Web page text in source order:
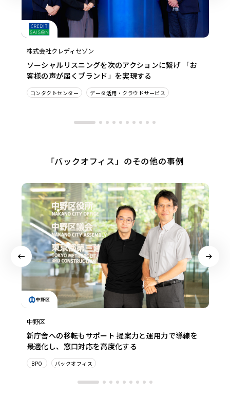
株式会社クレディセゾン
ソーシャルリスニングを次のアクションに繋げ 「お
客様の声が届くブランド」を実現する
コンタクトセンター データ活用・クラウドサービス
「バックオフィス」のその他の事例
中野区
新庁舎への移転もサポート 提案力と運用力で導線を
最適化し、窓口対応を高度化する
BPO バックオフィス